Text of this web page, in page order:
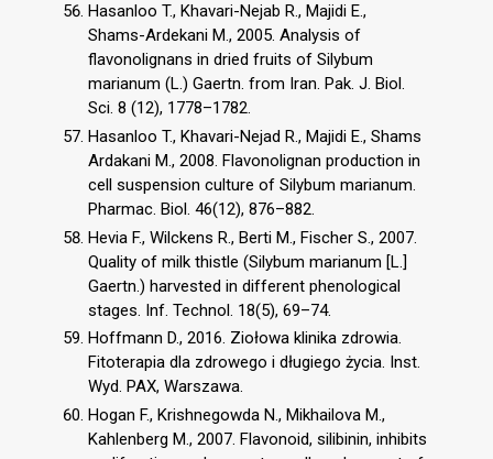
Hasanloo T., Khavari-Nejab R., Majidi E.,
Shams-Ardekani M., 2005. Analysis of
flavonolignans in dried fruits of Silybum
marianum (L.) Gaertn. from Iran. Pak. J. Biol.
Sci. 8 (12), 1778–1782.
Hasanloo T., Khavari-Nejad R., Majidi E., Shams
Ardakani M., 2008. Flavonolignan production in
cell suspension culture of Silybum marianum.
Pharmac. Biol. 46(12), 876–882.
Hevia F., Wilckens R., Berti M., Fischer S., 2007.
Quality of milk thistle (Silybum marianum [L.]
Gaertn.) harvested in different phenological
stages. Inf. Technol. 18(5), 69–74.
Hoffmann D., 2016. Ziołowa klinika zdrowia.
Fitoterapia dla zdrowego i długiego życia. Inst.
Wyd. PAX, Warszawa.
Hogan F., Krishnegowda N., Mikhailova M.,
Kahlenberg M., 2007. Flavonoid, silibinin, inhibits